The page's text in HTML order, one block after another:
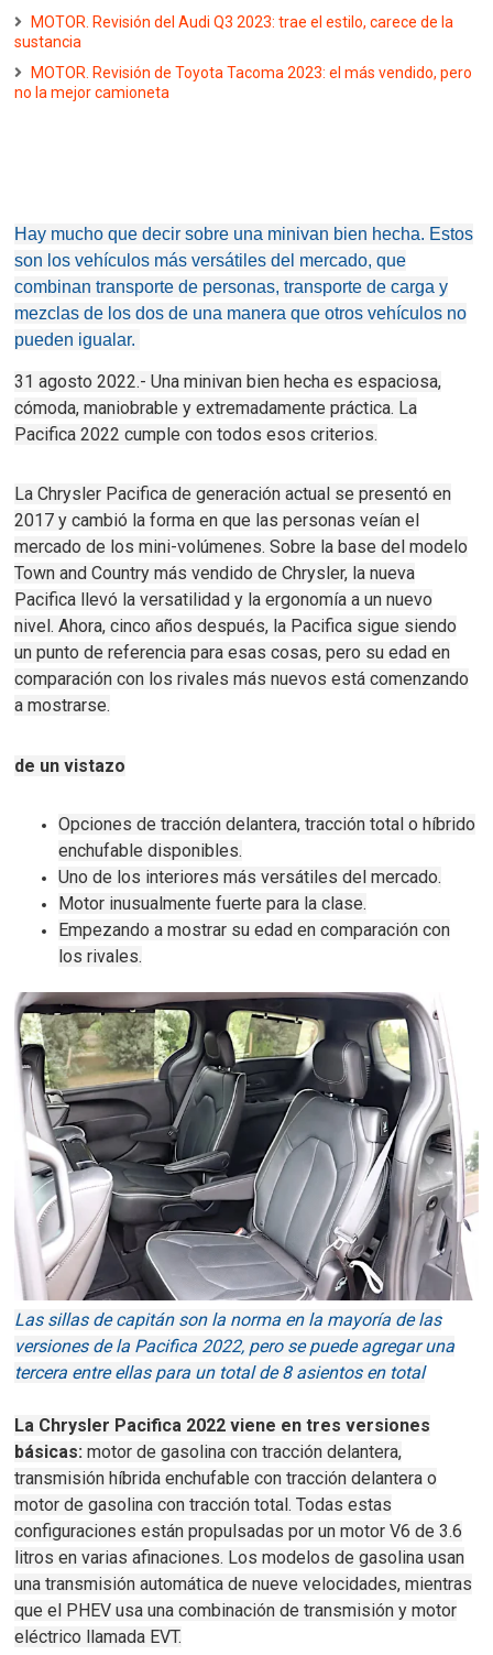
MOTOR. Revisión del Audi Q3 2023: trae el estilo, carece de la
sustancia
MOTOR. Revisión de Toyota Tacoma 2023: el más vendido, pero
no la mejor camioneta
Hay mucho que decir sobre una minivan bien hecha. Estos
son los vehículos más versátiles del mercado, que
combinan transporte de personas, transporte de carga y
mezclas de los dos de una manera que otros vehículos no
pueden igualar.
31 agosto 2022.- Una minivan bien hecha es espaciosa,
cómoda, maniobrable y extremadamente práctica. La
Pacifica 2022 cumple con todos esos criterios.
La Chrysler Pacifica de generación actual se presentó en
2017 y cambió la forma en que las personas veían el
mercado de los mini-volúmenes.Sobre la base del modelo
Town and Country más vendido de Chrysler, la nueva
Pacifica llevó la versatilidad y la ergonomía a un nuevo
nivel.Ahora, cinco años después, la Pacifica sigue siendo
un punto de referencia para esas cosas, pero su edad en
comparación con los rivales más nuevos está comenzando
a mostrarse.
de un vistazo
Opciones de tracción delantera, tracción total o híbrido
enchufable disponibles.
Uno de los interiores más versátiles del mercado.
Motor inusualmente fuerte para la clase.
Empezando a mostrar su edad en comparación con
los rivales.
Las sillas de capitán son la norma en la mayoría de las
versiones de la Pacifica 2022, pero se puede agregar una
tercera entre ellas para un total de 8 asientos en total
La Chrysler Pacifica 2022 viene en tres versiones
básicas:motor de gasolina con tracción delantera,
transmisión híbrida enchufable con tracción delantera o
motor de gasolina con tracción total.Todas estas
configuraciones están propulsadas por un motor V6 de 3.6
litros en varias afinaciones. Los modelos de gasolina usan
una transmisión automática de nueve velocidades, mientras
que el PHEV usa una combinación de transmisión y motor
eléctrico llamada EVT.